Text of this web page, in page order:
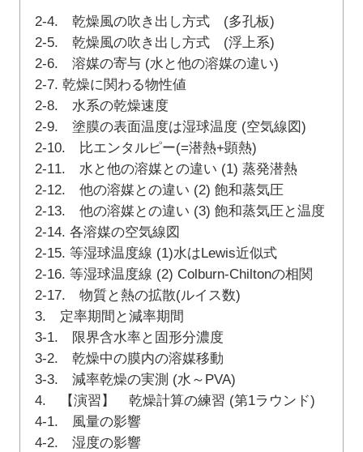
2-4. 乾燥風の吹き出し方式 (多孔板)
2-5. 乾燥風の吹き出し方式 (浮上系)
2-6. 溶媒の寄与 (水と他の溶媒の違い)
2-7. 乾燥に関わる物性値
2-8. 水系の乾燥速度
2-9. 塗膜の表面温度は湿球温度 (空気線図)
2-10. 比エンタルピー(=潜熱+顕熱)
2-11. 水と他の溶媒との違い (1) 蒸発潜熱
2-12. 他の溶媒との違い (2) 飽和蒸気圧
2-13. 他の溶媒との違い (3) 飽和蒸気圧と温度
2-14. 各溶媒の空気線図
2-15. 等湿球温度線 (1)水はLewis近似式
2-16. 等湿球温度線 (2) Colburn-Chiltonの相関
2-17. 物質と熱の拡散(ルイス数)
3. 定率期間と減率期間
3-1. 限界含水率と固形分濃度
3-2. 乾燥中の膜内の溶媒移動
3-3. 減率乾燥の実測 (水～PVA)
4. 【演習】 乾燥計算の練習 (第1ラウンド)
4-1. 風量の影響
4-2. 湿度の影響